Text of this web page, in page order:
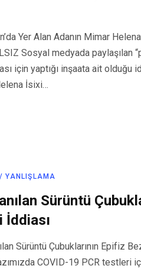
Yer Alan Adanın Mimar
Sosyal medyada paylaşılan
için yaptığı inşaata ait olduğu
İsixi…
YANLIŞLAMA
Sürüntü
İddiası
Sürüntü Çubuklarının Epifiz
COVID-19 PCR testleri